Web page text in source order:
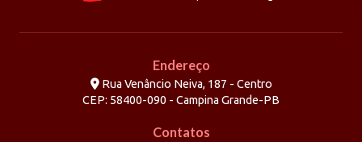
Endereço
Rua Venâncio Neiva, 187 - Centro
CEP: 58400-090 - Campina Grande-PB
Contatos